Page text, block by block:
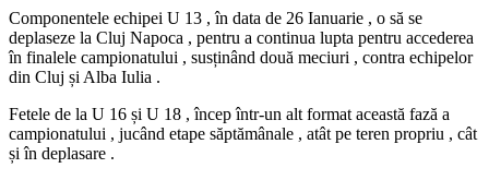
Componentele echipei U 13 , în data de 26 Ianuarie , o să se
deplaseze la Cluj Napoca , pentru a continua lupta pentru accederea
în finalele campionatului , susținând două meciuri , contra echipelor
din Cluj și Alba Iulia .
Fetele de la U 16 și U 18 , încep într-un alt format această fază a
campionatului , jucând etape săptămânale , atât pe teren propriu , cât
și în deplasare .